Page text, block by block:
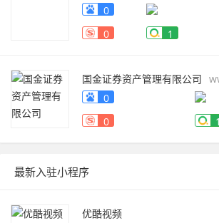
0
0
1
国金证券资产管理有限公司
0
0
1
最新入驻小程序
优酷视频